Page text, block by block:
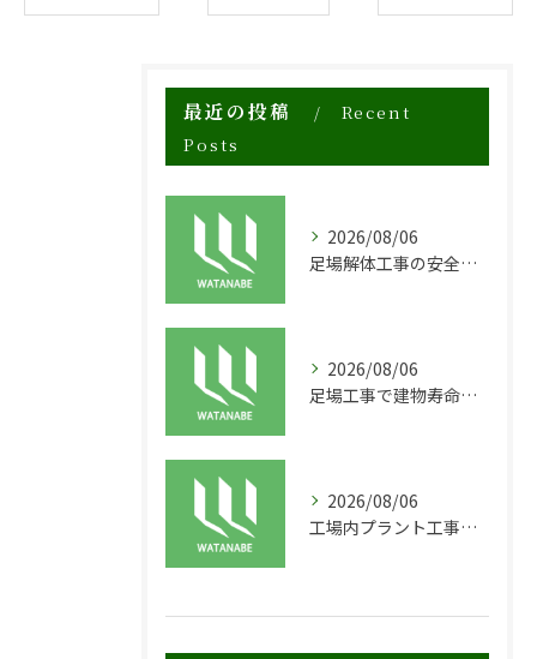
最近の投稿
Recent
Posts
2026/08/06
足場解体工事の安全性と効率化のポイント
2026/08/06
足場工事で建物寿命を守る外装塗装の重要性
2026/08/06
工場内プラント工事に適した足場の安全対策と実践例